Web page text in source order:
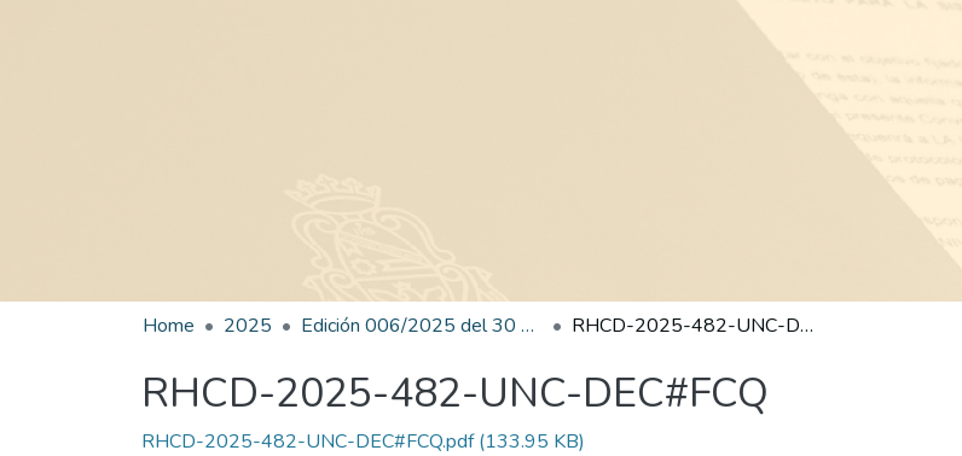
Home 2025 Edición 006/2025 del 30 de junio de 2025 RHCD-2025-482-UNC-DEC#FCQ
RHCD-2025-482-UNC-DEC#FCQ
RHCD-2025-482-UNC-DEC#FCQ.pdf(133.95 KB)